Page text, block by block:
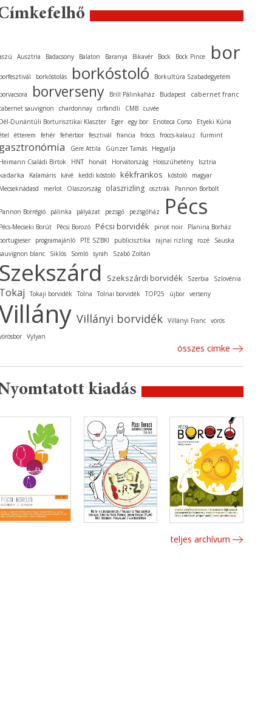
Ausztria Badacsony Balaton Baranya Bikavér Bock Bock Pince bor
borkóstolás borkóstoló Borkultúra Szabadegyetem
borverseny Brill Pálinkaház Budapest cabernet franc
sauvignon chardonnay cirfandli CMB cuvée
Dunántúli Borturisztikai Klaszter
Eger egy bor Enoteca Corso
Etyeki Kúria
étterem fehér fehérbor fesztivál francia fröccs fröccs-kalauz furmint
Gere Attila Günzer Tamás
Hegyalja
Családi Birtok
HNT horvát Horvátország Hosszúhetény Isztria
Kalamáris kávé keddi kóstoló kékfrankos kóstoló
magyar
merlot Olaszország olaszrizling osztrák Pannon Borbolt
Borrégió pálinka pályázat pezsgő pezsgőház Pécs
Mecseki Borút Pécsi Borozó Pécsi borvidék pinot noir
Planina Borház
programajánló PTE SZBKI publicisztika rajnai rizling rozé
Sauska
blanc
Siklós Somló syrah Szabó Zoltán
Szekszárdi borvidék Szerbia Szlovénia
Tokaji borvidék Tolna Tolnai borvidék TOP25 újbor verseny
Villányi borvidék Villányi Franc vörös
Vylyan
összes cimke
kiadás
teljes archívum